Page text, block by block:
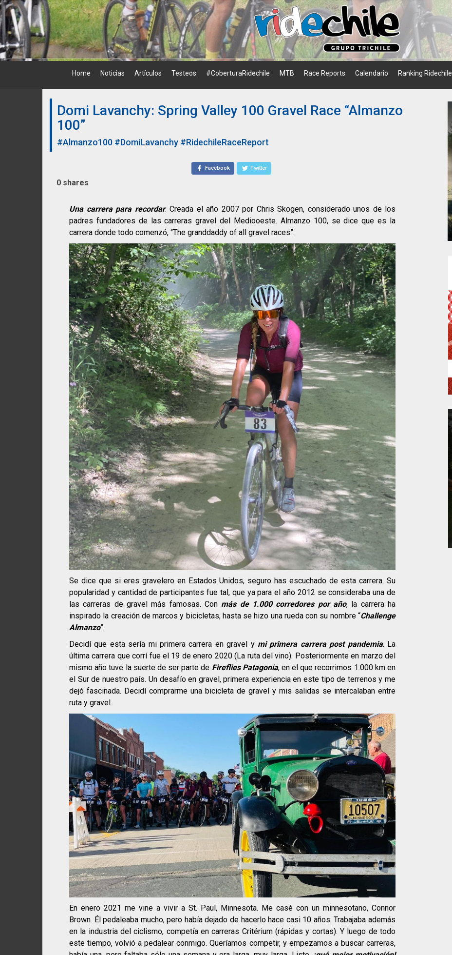
Skip
to
content
Home Noticias Artículos Testeos #CoberturaRidechile MTB Race Reports Calendario Ranking Ridechile
Domi Lavanchy: Spring Valley 100 Gravel Race “Almanzo
100”
#Almanzo100 #DomiLavanchy #RidechileRaceReport
Facebook Twitter
0 shares
Una carrera para recordar. Creada el año 2007 por Chris Skogen, considerado unos de los
padres fundadores de las carreras gravel del Mediooeste. Almanzo 100, se dice que es la
carrera donde todo comenzó, “The granddaddy of all gravel races”.
Se dice que si eres gravelero en Estados Unidos, seguro has escuchado de esta carrera. Su
popularidad y cantidad de participantes fue tal, que ya para el año 2012 se consideraba una de
las carreras de gravel más famosas. Con más de 1.000 corredores por año, la carrera ha
inspirado la creación de marcos y bicicletas, hasta se hizo una rueda con su nombre “Challenge
Almanzo”.
Decidí que esta sería mi primera carrera en gravel y mi primera carrera post pandemia. La
última carrera que corrí fue el 19 de enero 2020 (La ruta del vino). Posteriormente en marzo del
mismo año tuve la suerte de ser parte de Fireflies Patagonia, en el que recorrimos 1.000 km en
el Sur de nuestro país. Un desafío en gravel, primera experiencia en este tipo de terrenos y me
dejó fascinada. Decidí comprarme una bicicleta de gravel y mis salidas se intercalaban entre
ruta y gravel.
En enero 2021 me vine a vivir a St. Paul, Minnesota. Me casé con un minnesotano, Connor
Brown. Él pedaleaba mucho, pero había dejado de hacerlo hace casi 10 años. Trabajaba además
en la industria del ciclismo, competía en carreras Critérium (rápidas y cortas). Y luego de todo
este tiempo, volvió a pedalear conmigo. Queríamos competir, y empezamos a buscar carreras,